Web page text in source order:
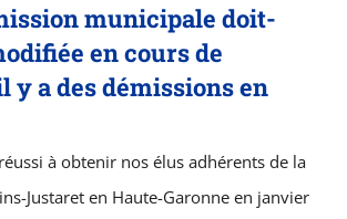
municipale doit-
en cours de
y a des démissions en
à obtenir nos élus adhérents de la
Justaret en Haute-Garonne en janvier